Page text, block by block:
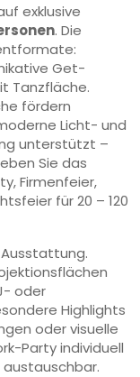
exklusive
. Die
Get-
Tanzfläche.
fördern
Licht- und
unterstützt –
Sie das
Firmenfeier,
für 20 – 120
oder
Highlights
oder visuelle
Party individuell